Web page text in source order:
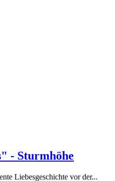
- Sturmhöhe
Liebesgeschichte vor der...